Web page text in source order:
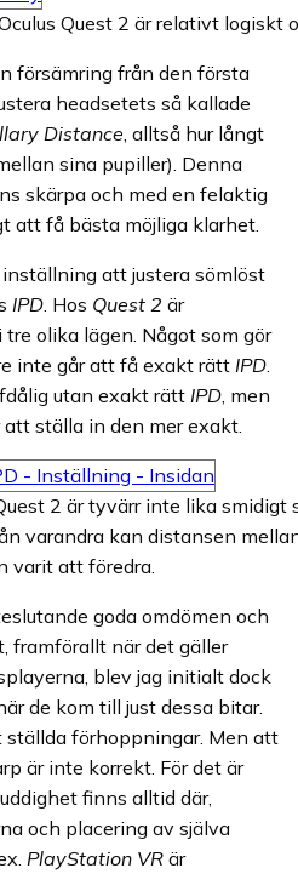
Quest 2 är relativt
försämring från den första
headsetets så kallade
Distance , alltså hur långt
sina pupiller). Denna
skärpa och med en felaktig
att få bästa möjliga klarhet.
att justera sömlöst
IPD . Hos Quest 2 är
olika lägen. Något som gör
inte går att få exakt rätt IPD
utan exakt rätt IPD , men
ställa in den mer exakt.
2 är tyvärr inte lika
varandra kan distansen
varit att föredra.
goda omdömen och
framförallt när det gäller
blev jag initialt dock
de kom till just dessa bitar.
ställda förhoppningar. Men att
är inte korrekt. För det är
finns alltid där,
och placering av själva
PlayStation VR är